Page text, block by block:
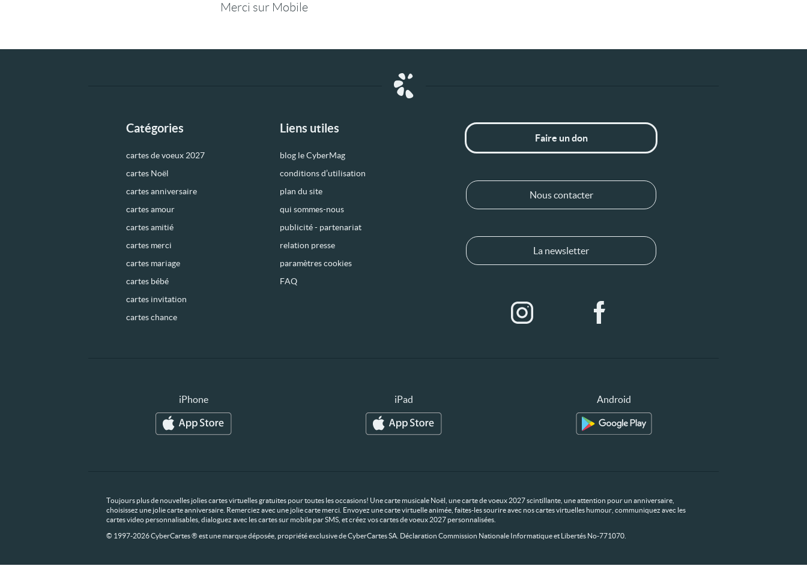
Merci sur Mobile
Catégories
cartes de voeux 2027
cartes Noël
cartes anniversaire
cartes amour
cartes amitié
cartes merci
cartes mariage
cartes bébé
cartes invitation
cartes chance
Liens utiles
blog le CyberMag
conditions d’utilisation
plan du site
qui sommes-nous
publicité - partenariat
relation presse
paramètres cookies
FAQ
Faire un don
Nous contacter
La newsletter
iPhone iPad Android
Toujours plus de nouvelles jolies cartes virtuelles gratuites pour toutes les occasions! Une carte musicale Noël, une carte de voeux 2027 scintillante, une attention pour un anniversaire,
choisissez une jolie carte anniversaire. Remerciez avec une jolie carte merci. Envoyez une carte virtuelle animée, faites-les sourire avec nos cartes virtuelles humour, communiquez avec les
cartes video personnalisables, dialoguez avec les cartes sur mobile par SMS, et créez vos cartes de voeux 2027 personnalisées.
© 1997-2026 CyberCartes ® est une marque déposée, propriété exclusive de CyberCartes SA. Déclaration Commission Nationale Informatique et Libertés No-771070.